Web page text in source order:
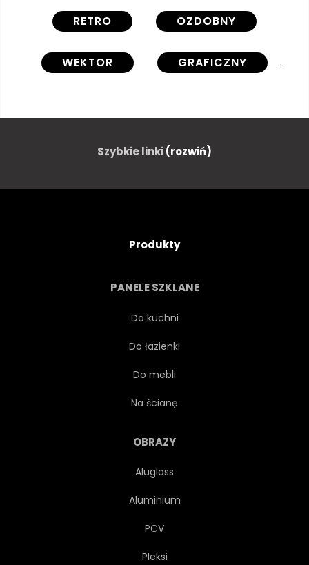
RETRO OZDOBNY
WEKTOR GRAFICZNY
ILUSTRACJA PASTEL
PROJEKTOWAĆ PROSTY
ROMANTYCZNY
Szybkie linki(rozwiń)
Produkty
PANELE SZKLANE
Do kuchni
Do łazienki
Do mebli
Na ścianę
OBRAZY
Aluglass
Aluminium
PCV
Pleksi